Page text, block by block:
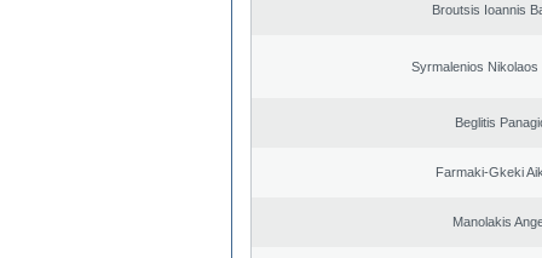
Broutsis Ioannis
Syrmalenios Nikolaos
Beglitis
Farmaki-Gkeki
Manolakis